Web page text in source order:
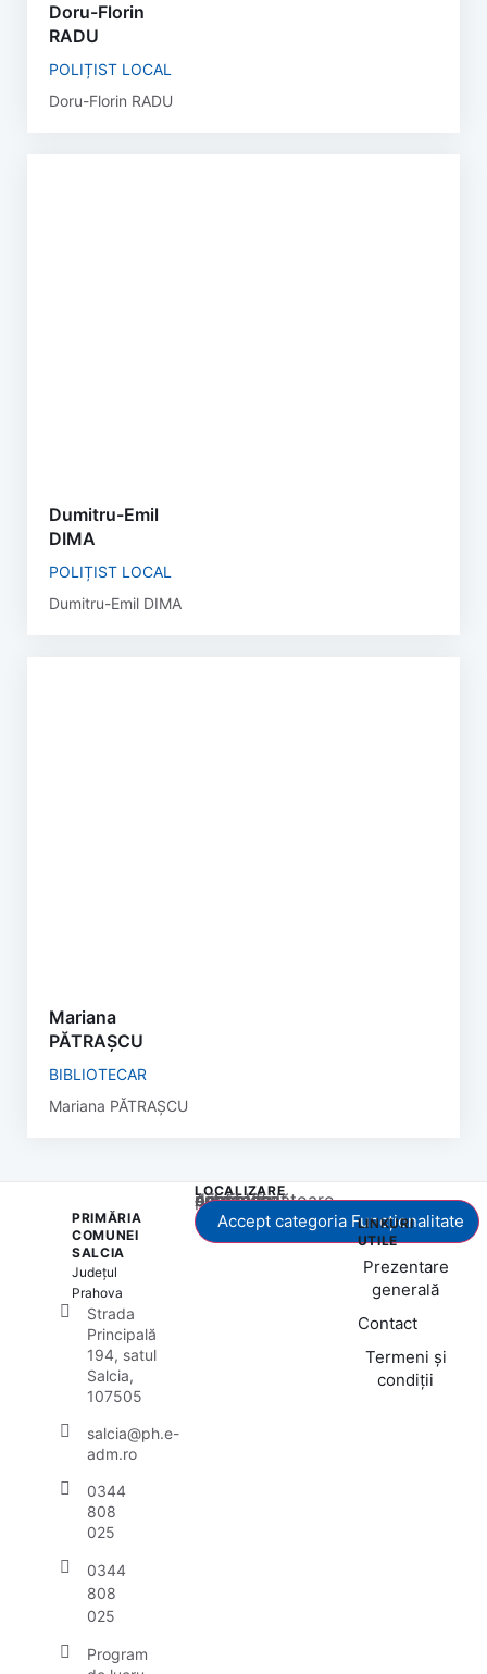
Doru-Florin
RADU
POLIȚIST LOCAL
Doru-Florin RADU
Dumitru-Emil
DIMA
POLIȚIST LOCAL
Dumitru-Emil DIMA
Mariana
PĂTRAȘCU
BIBLIOTECAR
Mariana PĂTRAȘCU
PRIMĂRIA
COMUNEI
SALCIA
Județul
Prahova
Strada
Principală
194, satul
Salcia,
107505
salcia@ph.e-
adm.ro
0344
808
025
0344
808
025
Program
LOCALIZARE
Acest conținut este blocat până când acceptați categoria corespunzătoare de cookie-uri.
Accept categoria Funcționalitate
LINKURI
UTILE
Prezentare
generală
Contact
Termeni și
condiții